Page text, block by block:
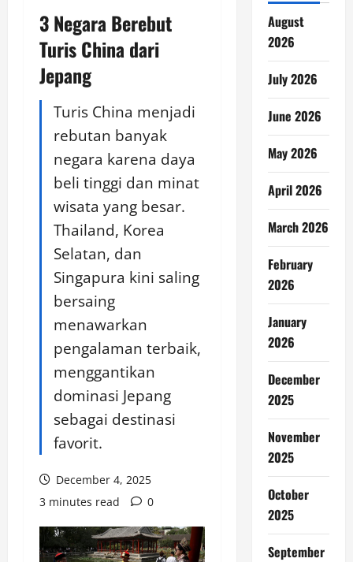
3 Negara Berebut
Turis China dari
Jepang
Turis China menjadi
rebutan banyak
negara karena daya
beli tinggi dan minat
wisata yang besar.
Thailand, Korea
Selatan, dan
Singapura kini saling
bersaing
menawarkan
pengalaman terbaik,
menggantikan
dominasi Jepang
sebagai destinasi
favorit.
December 4, 2025
3 minutes read
0
August
2026
July 2026
June 2026
May 2026
April 2026
March 2026
February
2026
January
2026
December
2025
November
2025
October
2025
September